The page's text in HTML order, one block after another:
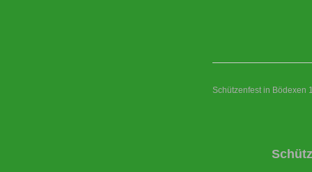
Schützenfest in Bödexen